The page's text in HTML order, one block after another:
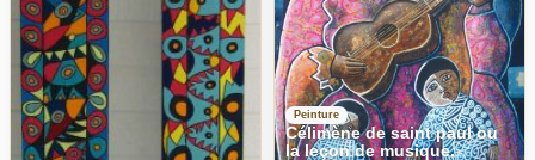
Peinture
Célimène de saint paul ou
la leçon de musique.